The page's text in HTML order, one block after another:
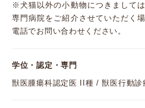
※犬猫以外の小動物につきまして
専門病院をご紹介させていただく
電話でお問い合わせください。
学位・認定・専門
獣医腫瘍科認定医 II種 / 獣医行動診